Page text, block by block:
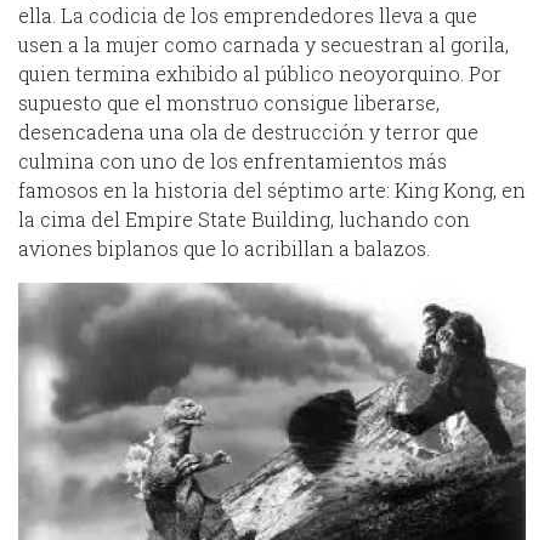
ella. La codicia de los emprendedores lleva a que
usen a la mujer como carnada y secuestran al gorila,
quien termina exhibido al público neoyorquino. Por
supuesto que el monstruo consigue liberarse,
desencadena una ola de destrucción y terror que
culmina con uno de los enfrentamientos más
famosos en la historia del séptimo arte: King Kong, en
la cima del Empire State Building, luchando con
aviones biplanos que lo acribillan a balazos.